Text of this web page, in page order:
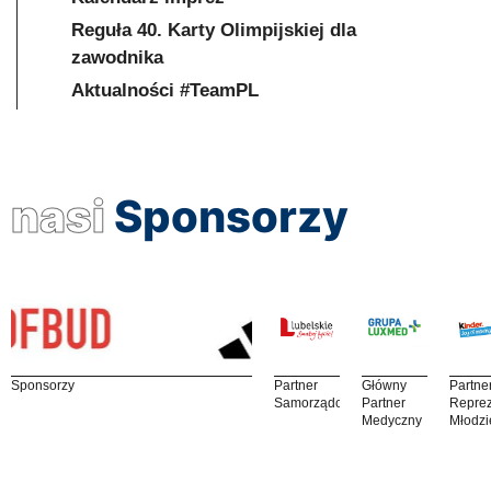
Reguła 40. Karty Olimpijskiej dla
zawodnika
Aktualności #TeamPL
nasi Sponsorzy
Sponsorzy
Partner
Samorządowy
Główny
Partner
Medyczny